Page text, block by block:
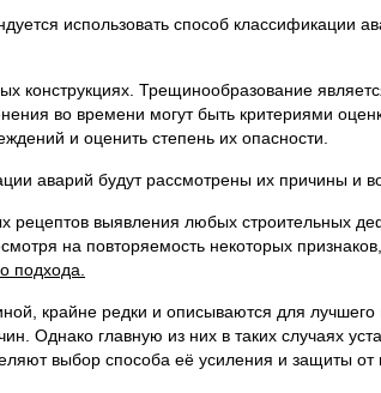
использовать способ классификации
Трещинообразование
во времени могут быть критериями
и оценить степень их опасности.
аварий будут рассмотрены их причины и
рецептов выявления любых строительных
на повторяемость некоторых
подхода.
крайне редки и описываются для лучшего
Однако главную из них в таких случаях
выбор способа её усиления и защиты от